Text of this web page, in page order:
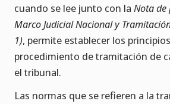
cuando se lee junto con la Nota de
Marco Judicial Nacional y
1), permite establecer los
procedimiento de tramitación de
el tribunal.
Las normas que se refieren a la